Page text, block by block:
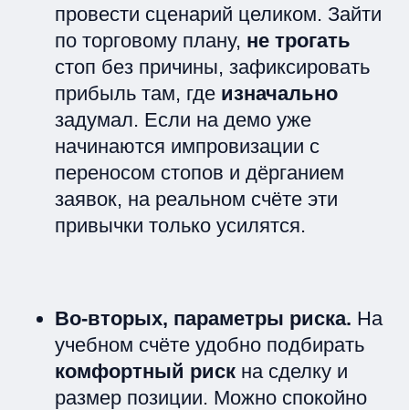
провести сценарий целиком. Зайти
по торговому плану, не трогать
стоп без причины, зафиксировать
прибыль там, где изначально
задумал. Если на демо уже
начинаются импровизации с
переносом стопов и дёрганием
заявок, на реальном счёте эти
привычки только усилятся.
Во-вторых, параметры риска. На
учебном счёте удобно подбирать
комфортный риск на сделку и
размер позиции. Можно спокойно